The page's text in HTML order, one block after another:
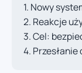
Nowy
Reakcje
Cel: